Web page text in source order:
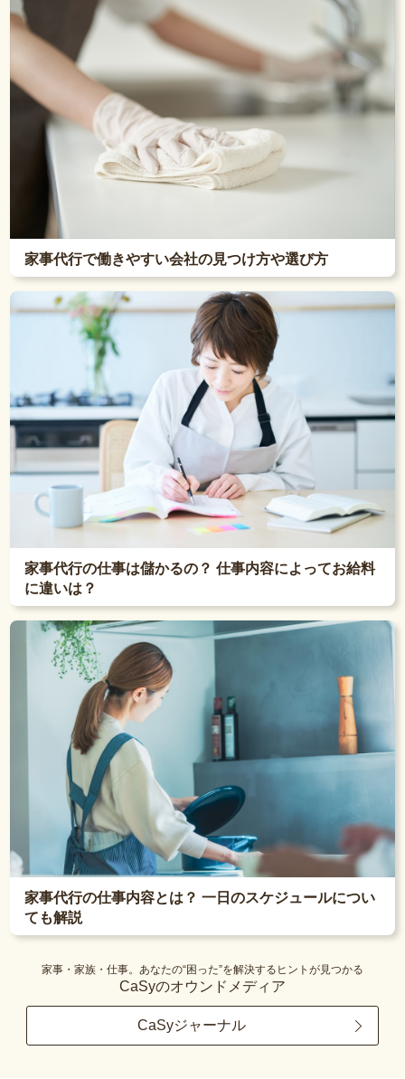
家事代行で働きやすい会社の見つけ方や選び方
家事代行の仕事は儲かるの？ 仕事内容によってお給料
に違いは？
家事代行の仕事内容とは？ 一日のスケジュールについ
ても解説
家事・家族・仕事。あなたの“困った”を解決するヒントが見つかる
CaSyのオウンドメディア
CaSyジャーナル